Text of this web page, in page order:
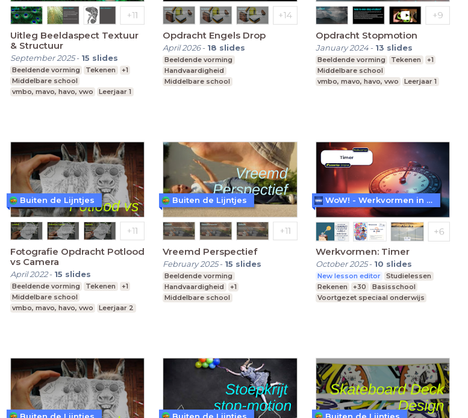
Uitleg Beeldaspect Textuur
& Structuur
September 2025- 15 slides
Beeldende vorming Tekenen
+1
Middelbare school
vmbo, mavo, havo, vwo
Leerjaar 1
Opdracht Engels Drop
April 2026- 18 slides
Beeldende vorming
Handvaardigheid
Middelbare school
Opdracht Stopmotion
January 2024- 13 slides
Beeldende vorming Tekenen
+1
Middelbare school
vmbo, mavo, havo, vwo
Leerjaar 1
Fotografie Opdracht Potlood
vs Camera
April 2022- 15 slides
Beeldende vorming Tekenen
+1
Middelbare school
vmbo, mavo, havo, vwo
Leerjaar 2
Buiten de Lijntjes
Vreemd Perspectief
February 2025- 15 slides
Beeldende vorming
Handvaardigheid
+1
Middelbare school
Buiten de Lijntjes
Werkvormen: Timer
October 2025- 10 slides
New lesson editor
Studielessen
Rekenen
+30
Basisschool
Voortgezet speciaal onderwijs
WoW! - Werkvormen in LessonUp
Buiten de Lijntjes Buiten de Lijntjes Buiten de Lijntjes